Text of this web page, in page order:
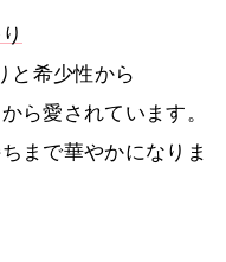
と希少性から
ら愛されています。
まで華やかになりま